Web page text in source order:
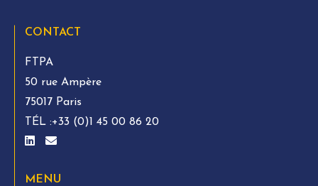
CONTACT
FTPA
50 rue Ampère
75017 Paris
TÉL :+33 (0)1 45 00 86 20
MENU